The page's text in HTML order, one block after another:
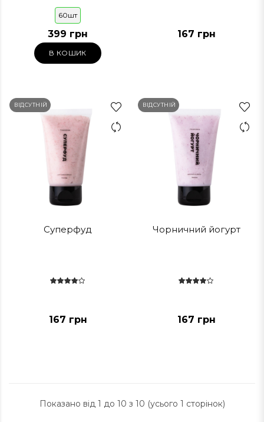
60шт
399 грн
В КОШИК
167 грн
ВІДСУТНІЙ
Суперфуд
167 грн
ВІДСУТНІЙ
Чорничний йогурт
167 грн
Показано від 1 до 10 з 10 (усього 1 сторінок)